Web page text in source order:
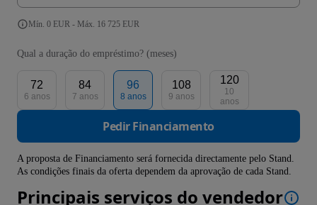
Mín. 0 EUR - Máx. 16 725 EUR
Qual a duração do empréstimo? (meses)
72
6 anos
84
7 anos
96
8 anos
108
9 anos
120
10
anos
Pedir Financiamento
A proposta de Financiamento será fornecida directamente pelo Stand.
As condições finais da oferta dependem da aprovação de cada Stand.
Principais serviços do vendedor